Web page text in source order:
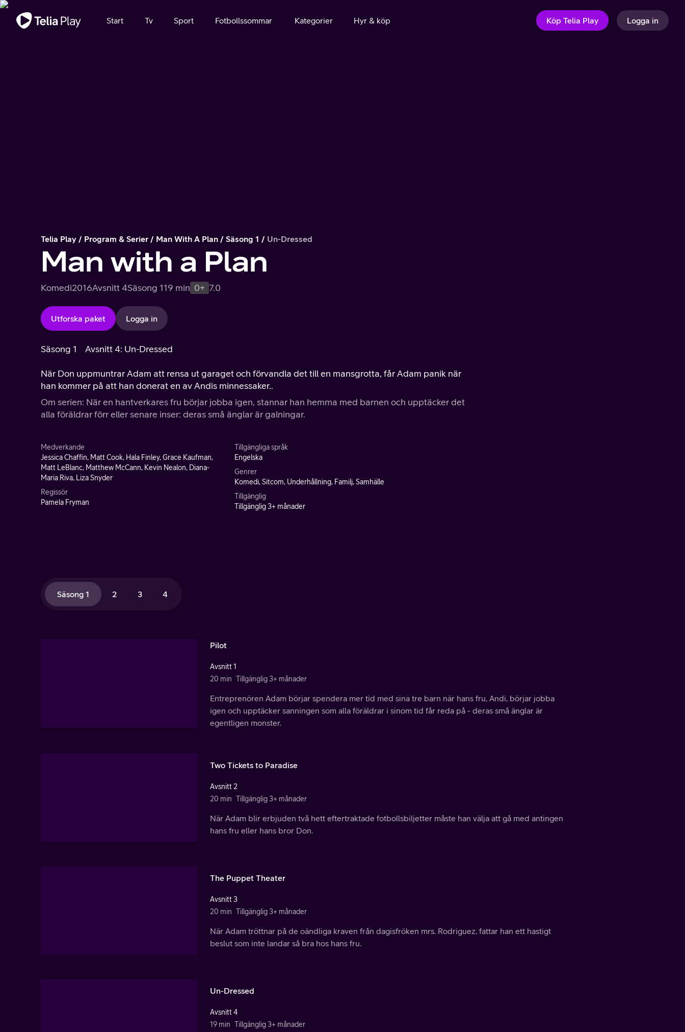
Viktigt meddelande
Start Tv Sport Fotbollssommar Kategorier Hyr & köp Köp Telia Play Logga in
Telia Play Program & Serier Man With A Plan Säsong 1 Un-Dressed
Man with a Plan
Komedi2016Avsnitt 4Säsong 119 min 0+ 7.0
Utforska paket Logga in
Säsong 1 Avsnitt 4: Un-Dressed
När Don uppmuntrar Adam att rensa ut garaget och förvandla det till en mansgrotta, får Adam panik när
han kommer på att han donerat en av Andis minnessaker..
Om serien: När en hantverkares fru börjar jobba igen, stannar han hemma med barnen och upptäcker det
alla föräldrar förr eller senare inser: deras små änglar är galningar.
Medverkande
Jessica Chaffin, Matt Cook, Hala Finley, Grace Kaufman,
Matt LeBlanc, Matthew McCann, Kevin Nealon, Diana-
Maria Riva, Liza Snyder
Regissör
Pamela Fryman
Tillgängliga språk
Engelska
Genrer
Komedi, Sitcom, Underhållning, Familj, Samhälle
Tillgänglig
Tillgänglig 3+ månader
Säsong 1 2 3 4
Pilot
Avsnitt 1
20 min Tillgänglig 3+ månader
Entreprenören Adam börjar spendera mer tid med sina tre barn när hans fru, Andi, börjar jobba
igen och upptäcker sanningen som alla föräldrar i sinom tid får reda på - deras små änglar är
egentligen monster.
Two Tickets to Paradise
Avsnitt 2
20 min Tillgänglig 3+ månader
När Adam blir erbjuden två hett eftertraktade fotbollsbiljetter måste han välja att gå med antingen
hans fru eller hans bror Don.
The Puppet Theater
Avsnitt 3
20 min Tillgänglig 3+ månader
När Adam tröttnar på de oändliga kraven från dagisfröken mrs. Rodriguez, fattar han ett hastigt
beslut som inte landar så bra hos hans fru.
Un-Dressed
Avsnitt 4
19 min Tillgänglig 3+ månader